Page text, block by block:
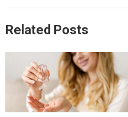
Related Posts